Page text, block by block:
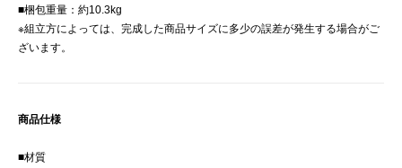
■梱包重量：約10.3kg
※組立方によっては、完成した商品サイズに多少の誤差が発生する場合がご
ざいます。
商品仕様
■材質